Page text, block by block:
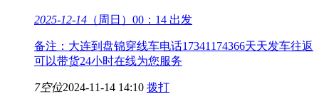
2025-12-14 （周日）00：14 出发
备注：大连到盘锦穿线车电话17341174366天天发车往返
可以带货24小时在线为您服务
7空位2024-11-14 14:10 拨打